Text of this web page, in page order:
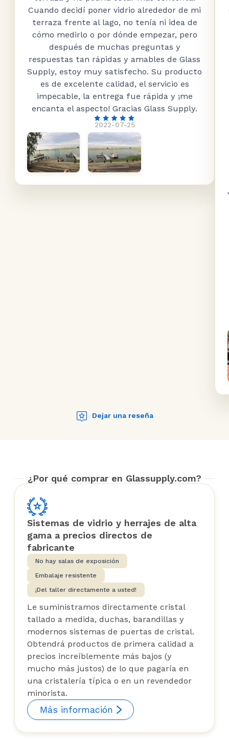
2022-07-25
Cuando decidí poner vidrio alrededor de mi
terraza frente al lago, no tenía ni idea de
cómo medirlo o por dónde empezar, pero
después de muchas preguntas y
respuestas tan rápidas y amables de Glass
Supply, estoy muy satisfecho. Su producto
es de excelente calidad, el servicio es
impecable, la entrega fue rápida y ¡me
encanta el aspecto! Gracias Glass Supply.
Dejar una reseña
¿Por qué comprar en Glassupply.com?
Sistemas de vidrio y herrajes de alta
gama a precios directos de
fabricante
No hay salas de exposición
Embalaje resistente
¡Del taller directamente a usted!
Le suministramos directamente cristal
tallado a medida, duchas, barandillas y
modernos sistemas de puertas de cristal.
Obtendrá productos de primera calidad a
precios increíblemente más bajos (y
mucho más justos) de lo que pagaría en
una cristalería típica o en un revendedor
minorista.
Más información